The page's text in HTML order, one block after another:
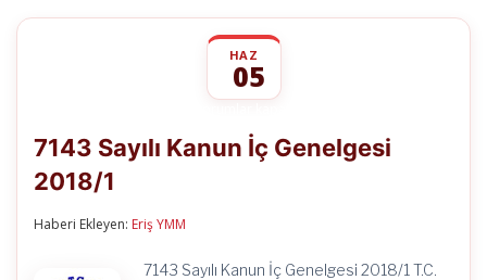
HAZ
05
Kanun
7143 Sayılı Kanun İç Genelgesi
2018/1
Haberi Ekleyen: Eriş YMM
7143 Sayılı Kanun İç Genelgesi 2018/1 T.C.